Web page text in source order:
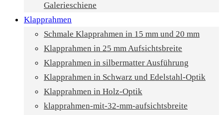
Galerieschiene
Klapprahmen
Schmale Klapprahmen in 15 mm und 20 mm
Klapprahmen in 25 mm Aufsichtsbreite
Klapprahmen in silbermatter Ausführung
Klapprahmen in Schwarz und Edelstahl-Optik
Klapprahmen in Holz-Optik
klapprahmen-mit-32-mm-aufsichtsbreite